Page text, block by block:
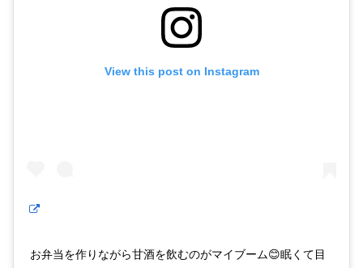
View this post on Instagram
お弁当を作りながら甘酒を飲むのがマイブーム😊眠くて目